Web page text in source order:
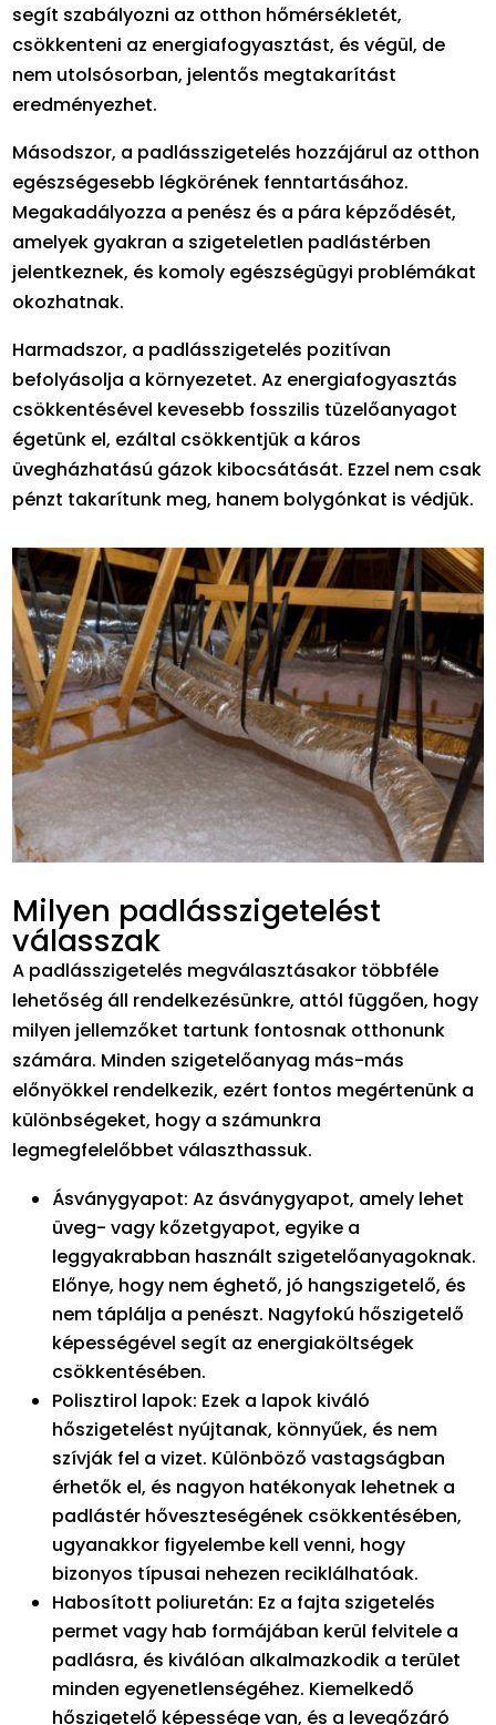
segít szabályozni az otthon hőmérsékletét,
csökkenteni az energiafogyasztást, és végül, de
nem utolsósorban, jelentős megtakarítást
eredményezhet.
Másodszor, a padlásszigetelés hozzájárul az otthon
egészségesebb légkörének fenntartásához.
Megakadályozza a penész és a pára képződését,
amelyek gyakran a szigeteletlen padlástérben
jelentkeznek, és komoly egészségügyi problémákat
okozhatnak.
Harmadszor, a padlásszigetelés pozitívan
befolyásolja a környezetet. Az energiafogyasztás
csökkentésével kevesebb fosszilis tüzelőanyagot
égetünk el, ezáltal csökkentjük a káros
üvegházhatású gázok kibocsátását. Ezzel nem csak
pénzt takarítunk meg, hanem bolygónkat is védjük.
Milyen padlásszigetelést
válasszak
A padlásszigetelés megválasztásakor többféle
lehetőség áll rendelkezésünkre, attól függően, hogy
milyen jellemzőket tartunk fontosnak otthonunk
számára. Minden szigetelőanyag más-más
előnyökkel rendelkezik, ezért fontos megértenünk a
különbségeket, hogy a számunkra
legmegfelelőbbet választhassuk.
Ásványgyapot: Az ásványgyapot, amely lehet
üveg- vagy kőzetgyapot, egyike a
leggyakrabban használt szigetelőanyagoknak.
Előnye, hogy nem éghető, jó hangszigetelő, és
nem táplálja a penészt. Nagyfokú hőszigetelő
képességével segít az energiaköltségek
csökkentésében.
Polisztirol lapok: Ezek a lapok kiváló
hőszigetelést nyújtanak, könnyűek, és nem
szívják fel a vizet. Különböző vastagságban
érhetők el, és nagyon hatékonyak lehetnek a
padlástér hőveszteségének csökkentésében,
ugyanakkor figyelembe kell venni, hogy
bizonyos típusai nehezen reciklálhatóak.
Habosított poliuretán: Ez a fajta szigetelés
permet vagy hab formájában kerül felvitele a
padlásra, és kiválóan alkalmazkodik a terület
minden egyenetlenségéhez. Kiemelkedő
hőszigetelő képessége van, és a levegőzáró